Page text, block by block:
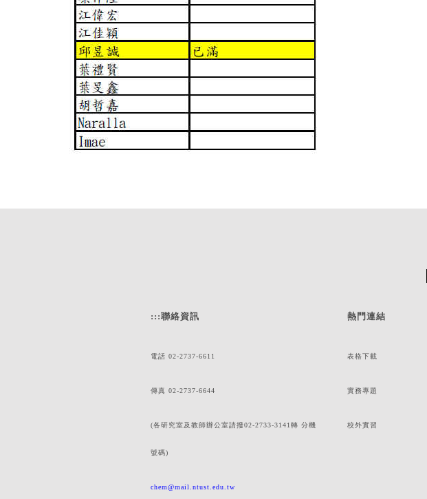
:::聯絡資訊
電話 02-2737-6611
傳真 02-2737-6644
(各研究室及教師辦公室請撥02-2733-3141轉 分機
號碼)
chem@mail.ntust.edu.tw
熱門連結
表格下載
實務專題
校外實習